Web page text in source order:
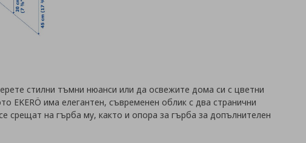
стилни тъмни нюанси или да освежите дома си с цветни
EKERÖ има елегантен, съвременен облик с два странични
срещат на гърба му, както и опора за гърба за допълнителен